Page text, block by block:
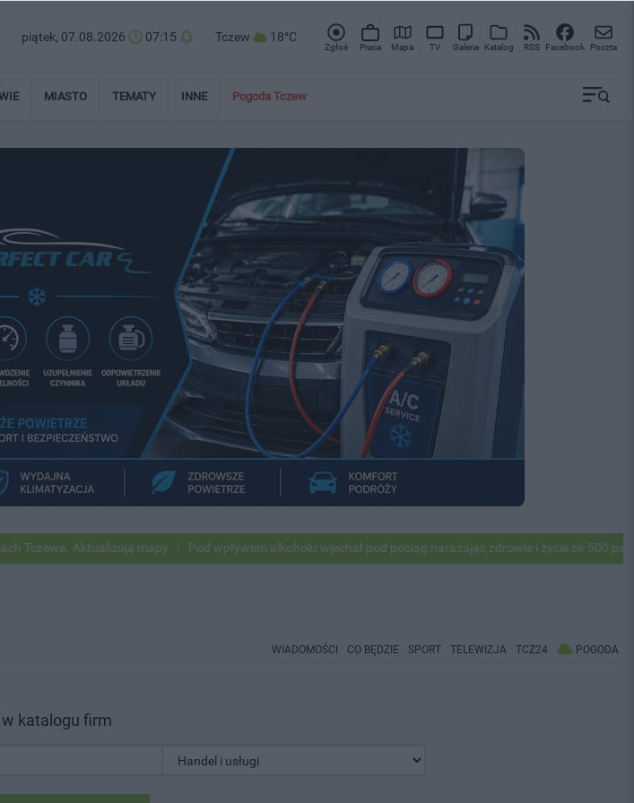
piątek, 07.08.2026 07:15 Tczew 18°C
Zgłoś Praca Mapa TV Galeria Katalog RSS Facebook Poczta
MIASTO TEMATY INNE Pogoda Tczew
Aktualizują mapy Pod wpływem alkoholu wjechał pod pociąg narażając zdrowie i życie ok 500
WIADOMOŚCI CO BĘDZIE SPORT TELEWIZJA TCZ24 POGODA
katalogu firm